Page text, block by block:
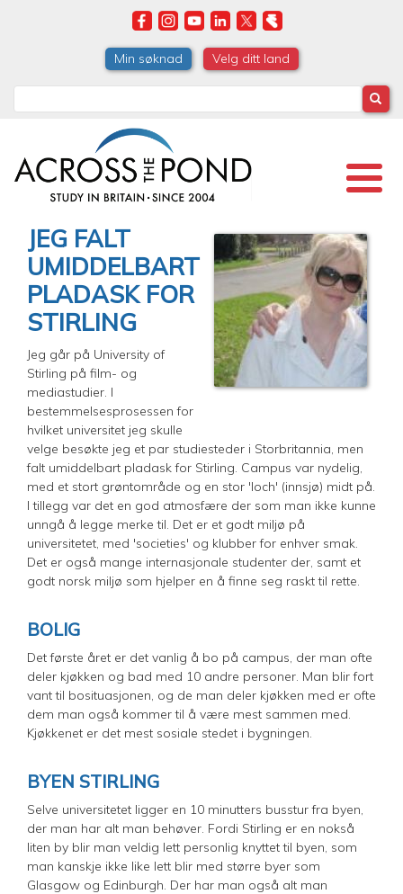
Min søknad Velg ditt land
JEG FALT
UMIDDELBART
PLADASK FOR
STIRLING
Jeg går på University of
Stirling på film- og
mediastudier. I
bestemmelsesprosessen for
hvilket universitet jeg skulle
velge besøkte jeg et par studiesteder i Storbritannia, men
falt umiddelbart pladask for Stirling. Campus var nydelig,
med et stort grøntområde og en stor 'loch' (innsjø) midt på.
I tillegg var det en god atmosfære der som man ikke kunne
unngå å legge merke til. Det er et godt miljø på
universitetet, med 'societies' og klubber for enhver smak.
Det er også mange internasjonale studenter der, samt et
godt norsk miljø som hjelper en å finne seg raskt til rette.
BOLIG
Det første året er det vanlig å bo på campus, der man ofte
deler kjøkken og bad med 10 andre personer. Man blir fort
vant til bosituasjonen, og de man deler kjøkken med er ofte
dem man også kommer til å være mest sammen med.
Kjøkkenet er det mest sosiale stedet i bygningen.
BYEN STIRLING
​Selve universitetet ligger en 10 minutters busstur fra byen,
der man har alt man behøver. Fordi Stirling er en nokså
liten by blir man veldig lett personlig knyttet til byen, som
man kanskje ikke like lett blir med større byer som
Glasgow og Edinburgh. Der har man også alt man